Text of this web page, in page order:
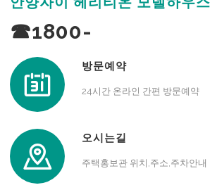
☎1800-
방문예약
24시간 온라인 간편 방문예약
오시는길
주택홍보관 위치,주소,주차안내